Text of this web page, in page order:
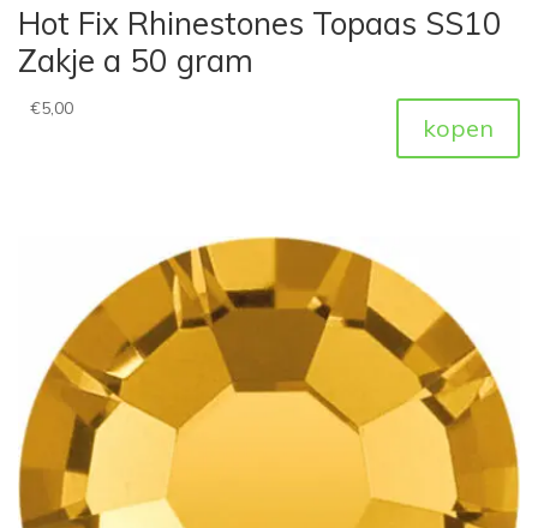
Hot Fix Rhinestones Topaas SS10
Zakje a 50 gram
€5,00
kopen